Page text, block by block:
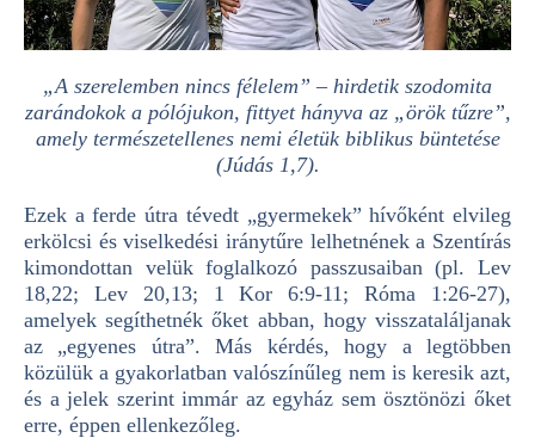
„A szerelemben nincs félelem” – hirdetik szodomita
zarándokok a pólójukon, fittyet hányva az „örök tűzre”,
amely természetellenes nemi életük biblikus büntetése
(Júdás 1,7).
Ezek a ferde útra tévedt „gyermekek” hívőként elvileg
erkölcsi és viselkedési iránytűre lelhetnének a Szentírás
kimondottan velük foglalkozó passzusaiban (pl. Lev
18,22; Lev 20,13; 1 Kor 6:9-11; Róma 1:26-27),
amelyek segíthetnék őket abban, hogy visszataláljanak
az „egyenes útra”. Más kérdés, hogy a legtöbben
közülük a gyakorlatban valószínűleg nem is keresik azt,
és a jelek szerint immár az egyház sem ösztönözi őket
erre, éppen ellenkezőleg.